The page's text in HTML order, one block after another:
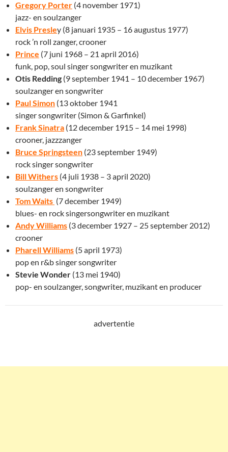
Gregory Porter (4 november 1971)
jazz- en soulzanger
Elvis Presley (8 januari 1935 – 16 augustus 1977)
rock ’n roll zanger, crooner
Prince (7 juni 1968 – 21 april 2016)
funk, pop, soul singer songwriter en muzikant
Otis Redding (9 september 1941 – 10 december 1967)
soulzanger en songwriter
Paul Simon (13 oktober 1941
singer songwriter (Simon & Garfinkel)
Frank Sinatra (12 december 1915 – 14 mei 1998)
crooner, jazzzanger
Bruce Springsteen (23 september 1949)
rock singer songwriter
Bill Withers (4 juli 1938 – 3 april 2020)
soulzanger en songwriter
Tom Waits (7 december 1949)
blues- en rock singersongwriter en muzikant
Andy Williams (3 december 1927 – 25 september 2012)
crooner
Pharell Williams (5 april 1973)
pop en r&b singer songwriter
Stevie Wonder (13 mei 1940)
pop- en soulzanger, songwriter, muzikant en producer
advertentie